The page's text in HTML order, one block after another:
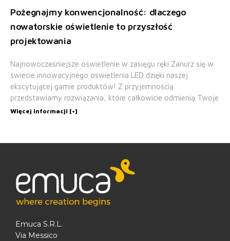
Pożegnajmy konwencjonalność: dlaczego
nowatorskie oświetlenie to przyszłość
projektowania
Najnowocześniejsze oświetlenie w zasięgu ręki Zanurz się w
świecie innowacyjnego oświetlenia LED dzięki naszej
ekscytującej gamie produktów! Z przyjemnością
przedstawiamy rozwiązania, które całkowicie odmienią Twoje
Więcej informacji [+]
Emuca S.R.L.
Via Messico